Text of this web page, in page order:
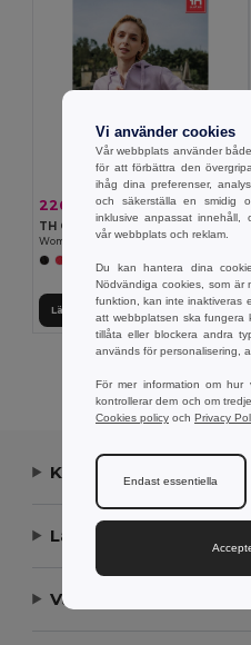
226.21 kr353.71 kr -36%
TH Clothes 30162
+6 Färger
Lägg till i Varukorgen
Kontakta oss
Låt oss hjälpa
Vårt företag
Vi använder cookies
Vår webbplats använder
för att förbättra den
ihåg dina preferenser,
och säkerställa en smidig
inklusive anpassat innehåll,
vår webbplats och reklam.
Du kan hantera dina
Nödvändiga cookies, som är
funktion, kan inte inaktiveras
att webbplatsen ska fungera
tillåta eller blockera andra
används för personalisering,
För mer information om hur
kontrollerar dem och om
Cookies policy och Privacy
Endast essentiella